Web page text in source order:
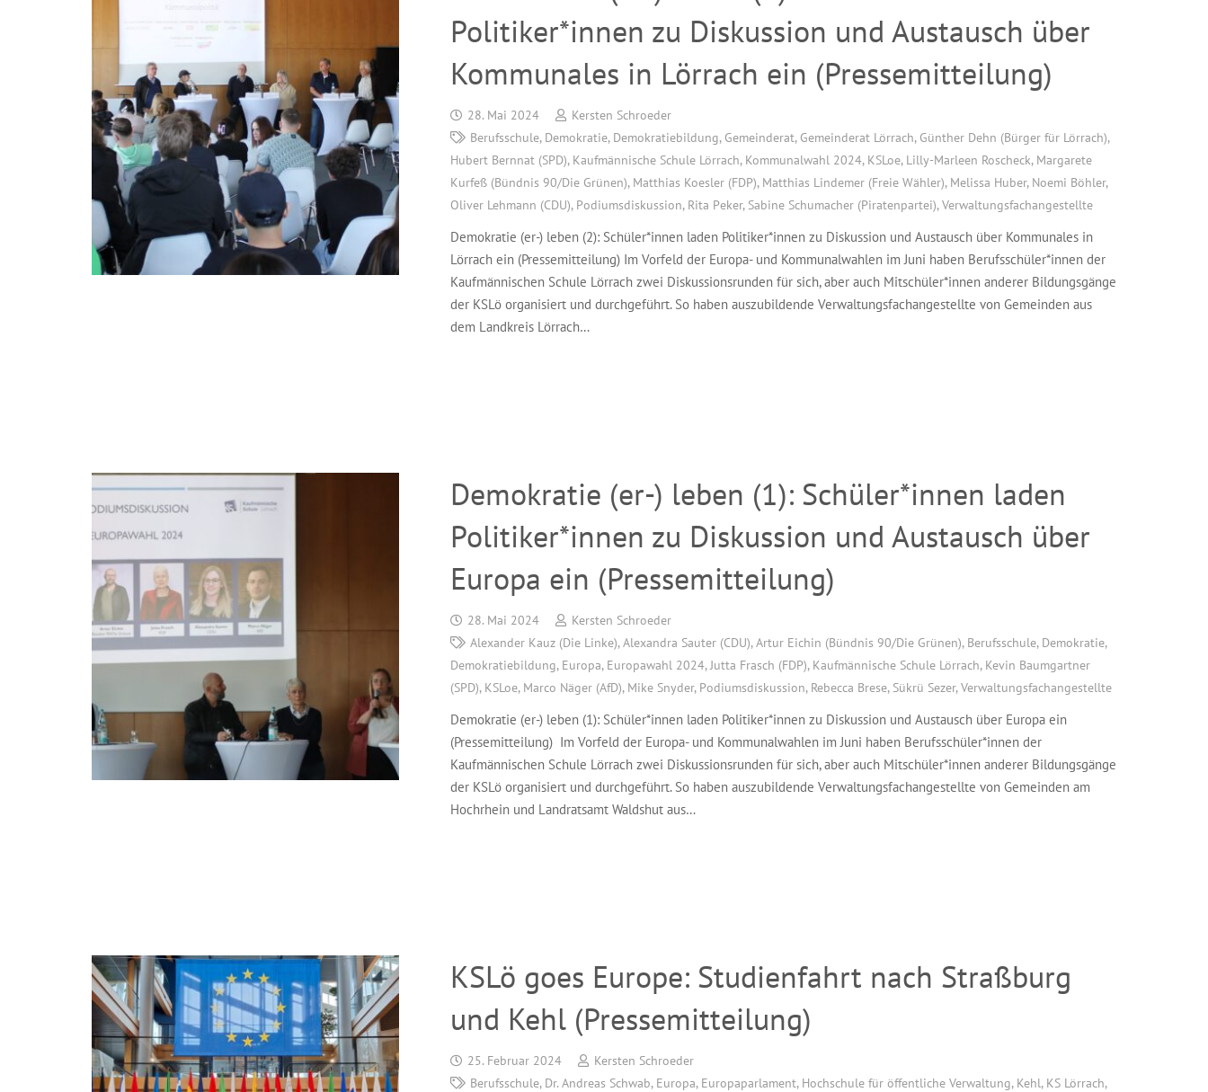
Politiker*innen zu Diskussion und Austausch über
Kommunales in Lörrach ein (Pressemitteilung)
28. Mai 2024
Kersten Schroeder
Berufsschule, Demokratie, Demokratiebildung, Gemeinderat, Gemeinderat Lörrach, Günther Dehn (Bürger für Lörrach),
Hubert Bernnat (SPD), Kaufmännische Schule Lörrach, Kommunalwahl 2024, KSLoe, Lilly-Marleen Roscheck, Margarete
Kurfeß (Bündnis 90/Die Grünen), Matthias Koesler (FDP), Matthias Lindemer (Freie Wähler), Melissa Huber, Noemi Böhler,
Oliver Lehmann (CDU), Podiumsdiskussion, Rita Peker, Sabine Schumacher (Piratenpartei), Verwaltungsfachangestellte
Demokratie (er-) leben (2): Schüler*innen laden Politiker*innen zu Diskussion und Austausch über Kommunales in
Lörrach ein (Pressemitteilung) Im Vorfeld der Europa- und Kommunalwahlen im Juni haben Berufsschüler*innen der
Kaufmännischen Schule Lörrach zwei Diskussionsrunden für sich, aber auch Mitschüler*innen anderer Bildungsgänge
der KSLö organisiert und durchgeführt. So haben auszubildende Verwaltungsfachangestellte von Gemeinden aus
dem Landkreis Lörrach…
Demokratie (er-) leben (1): Schüler*innen laden
Politiker*innen zu Diskussion und Austausch über
Europa ein (Pressemitteilung)
28. Mai 2024
Kersten Schroeder
Alexander Kauz (Die Linke),Alexandra Sauter (CDU),Artur Eichin (Bündnis 90/Die Grünen), Berufsschule, Demokratie,
Demokratiebildung, Europa, Europawahl 2024, Jutta Frasch (FDP), Kaufmännische Schule Lörrach, Kevin Baumgartner
(SPD), KSLoe, Marco Näger (AfD), Mike Snyder, Podiumsdiskussion, Rebecca Brese, Sükrü Sezer, Verwaltungsfachangestellte
Demokratie (er-) leben (1): Schüler*innen laden Politiker*innen zu Diskussion und Austausch über Europa ein
(Pressemitteilung) Im Vorfeld der Europa- und Kommunalwahlen im Juni haben Berufsschüler*innen der
Kaufmännischen Schule Lörrach zwei Diskussionsrunden für sich, aber auch Mitschüler*innen anderer Bildungsgänge
der KSLö organisiert und durchgeführt. So haben auszubildende Verwaltungsfachangestellte von Gemeinden am
Hochrhein und Landratsamt Waldshut aus…
KSLö goes Europe: Studienfahrt nach Straßburg
und Kehl (Pressemitteilung)
25. Februar 2024
Kersten Schroeder
Berufsschule, Dr. Andreas Schwab, Europa, Europaparlament, Hochschule für öffentliche Verwaltung, Kehl, KS Lörrach,